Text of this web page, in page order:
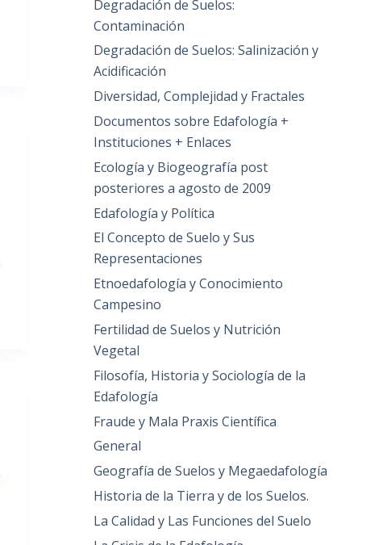
Degradación de Suelos:
Contaminación
Degradación de Suelos: Salinización y
Acidificación
Diversidad, Complejidad y Fractales
Documentos sobre Edafología +
Instituciones + Enlaces
Ecología y Biogeografía post
posteriores a agosto de 2009
Edafología y Política
El Concepto de Suelo y Sus
Representaciones
Etnoedafología y Conocimiento
Campesino
Fertilidad de Suelos y Nutrición
Vegetal
Filosofía, Historia y Sociología de la
Edafología
Fraude y Mala Praxis Científica
General
Geografía de Suelos y Megaedafología
Historia de la Tierra y de los Suelos.
La Calidad y Las Funciones del Suelo